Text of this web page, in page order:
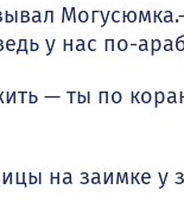
у нас по-
— ты по
на заимке у